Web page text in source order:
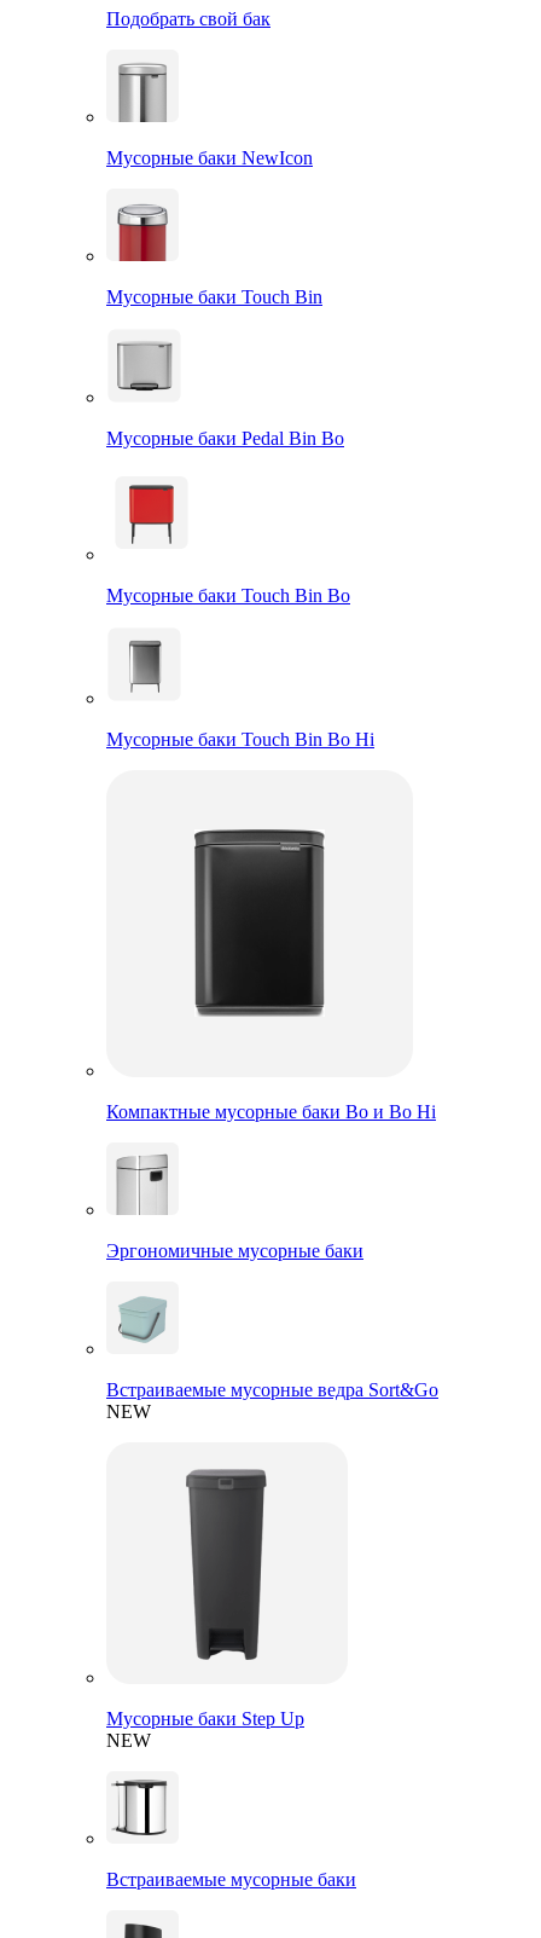
Подобрать свой бак
Мусорные баки NewIcon
Мусорные баки Touch Bin
Мусорные баки Pedal Bin Bo
Мусорные баки Touch Bin Bo
Мусорные баки Touch Bin Bo Hi
Компактные мусорные баки Bo и Bo Hi
Эргономичные мусорные баки
Встраиваемые мусорные ведра Sort&Go
NEW
Мусорные баки Step Up
NEW
Встраиваемые мусорные баки